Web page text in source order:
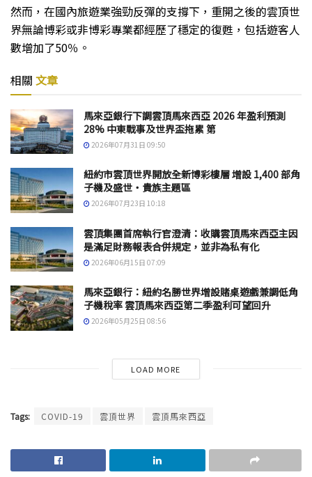
然而，在國內旅遊業強勁反彈的支撐下，重開之後的雲頂世
界無論博彩或非博彩專業都經歷了穩定的復甦，包括遊客人
數增加了50％。
相關 文章
馬來亞銀行下調雲頂馬來西亞 2026 年盈利預測
28% 中東戰事及世界盃拖累 第
2026年07月31日 09:50
紐約市雲頂世界開放全新博彩樓層 增設 1,400 部角
子機及盛世・貴族主題區
2026年07月23日 10:18
雲頂集團首席執行官澄清：收購雲頂馬來西亞主因
是滿足財務報表合併規定，並非為私有化
2026年06月15日 07:09
馬來亞銀行：紐約名勝世界增設賭桌遊戲兼調低角
子機稅率 雲頂馬來西亞第二季盈利可望回升
2026年05月25日 08:56
LOAD MORE
Tags: COVID-19 雲頂世界 雲頂馬來西亞